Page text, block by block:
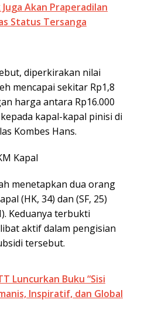
Akan Praperadilan
Status Tersanga
diperkirakan nilai
mencapai sekitar Rp1,8
harga antara Rp16.000
kapal-kapal pinisi di
Kombes Hans.
Kapal
menetapkan dua orang
(HK, 34) dan (SF, 25)
Keduanya terbukti
aktif dalam pengisian
tersebut.
Luncurkan Buku “Sisi
Inspiratif, dan Global